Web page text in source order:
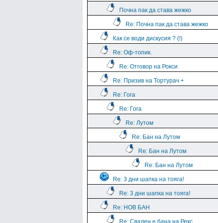
Почна пак да става жежко
Re: Почна пак да става жежко
Как се води дискусия ? (!)
Re: Оф-топик.
Re: Отговор на Рокси
Re: Призив на Тортурач +
Re: Гога
Re: Гога
Re: Лутом
Re: Бан на Лутом
Re: Бан на Лутом
Re: Бан на Лутом
Re: 3 дни шапка на тояга!
Re: 3 дни шапка на тояга!
Re: НОВ БАН
Re: Свален е бана на Рекс.